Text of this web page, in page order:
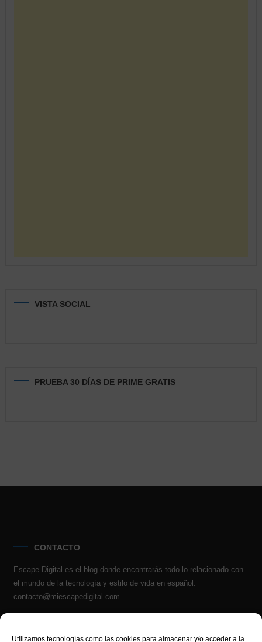
Utilizamos tecnologías como las cookies para almacenar y/o acceder a la
VISTA SOCIAL
PRUEBA 30 DÍAS DE PRIME GRATIS
CONTACTO
Escape Digital es el blog donde encontrarás todo lo relacionado con
el mundo de la tecnología y estilo de vida en español:
contacto@miescapedigital.com